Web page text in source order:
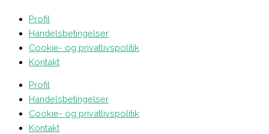
Profil
Handelsbetingelser
Cookie- og privatlivspolitik
Kontakt
Profil
Handelsbetingelser
Cookie- og privatlivspolitik
Kontakt